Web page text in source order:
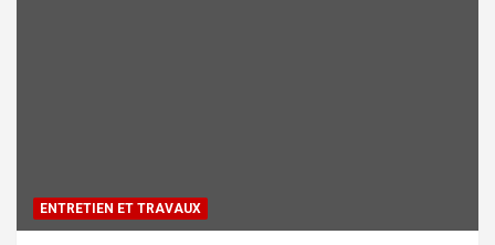
ENTRETIEN ET TRAVAUX